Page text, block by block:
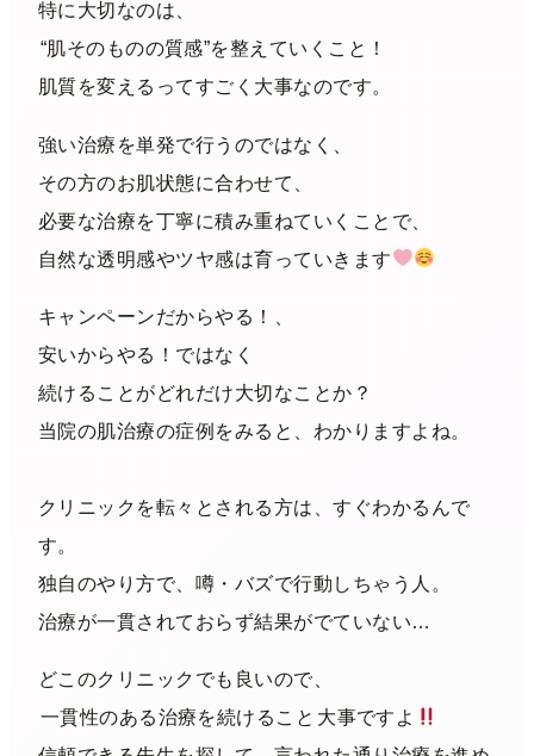
特に大切なのは、
“肌そのものの質感”を整えていくこと！
肌質を変えるってすごく大事なのです。
強い治療を単発で行うのではなく、
その方のお肌状態に合わせて、
必要な治療を丁寧に積み重ねていくことで、
自然な透明感やツヤ感は育っていきます
キャンペーンだからやる！、
安いからやる！ではなく
続けることがどれだけ大切なことか？
当院の肌治療の症例をみると、わかりますよね。
クリニックを転々とされる方は、すぐわかるんで
す。
独自のやり方で、噂・バズで行動しちゃう人。
治療が一貫されておらず結果がでていない…
どこのクリニックでも良いので、
一貫性のある治療を続けること 大事ですよ